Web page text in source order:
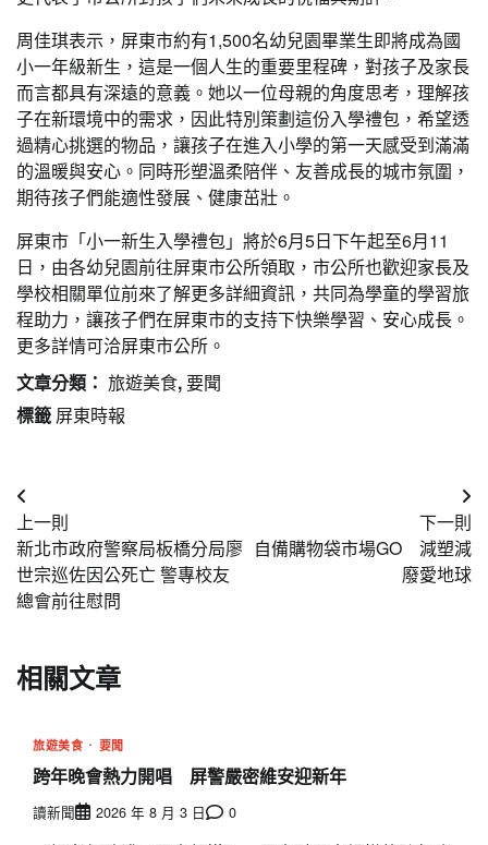
周佳琪表示，屏東市約有1,500名幼兒園畢業生即將成為國
小一年級新生，這是一個人生的重要里程碑，對孩子及家長
而言都具有深遠的意義。她以一位母親的角度思考，理解孩
子在新環境中的需求，因此特別策劃這份入學禮包，希望透
過精心挑選的物品，讓孩子在進入小學的第一天感受到滿滿
的溫暖與安心。同時形塑溫柔陪伴、友善成長的城市氛圍，
期待孩子們能適性發展、健康茁壯。
屏東市「小一新生入學禮包」將於6月5日下午起至6月11
日，由各幼兒園前往屏東市公所領取，市公所也歡迎家長及
學校相關單位前來了解更多詳細資訊，共同為學童的學習旅
程助力，讓孩子們在屏東市的支持下快樂學習、安心成長。
更多詳情可洽屏東市公所。
文章分類： 旅遊美食,要聞
標籤 屏東時報
文
章
導
覽
上一則
新北市政府警察局板橋分局廖
世宗巡佐因公死亡 警專校友
總會前往慰問
下一則
自備購物袋市場GO 減塑減
廢愛地球
相關文章
旅遊美食 要聞
跨年晚會熱力開唱 屏警嚴密維安迎新年
讀新聞 2026 年 8 月 3 日 0